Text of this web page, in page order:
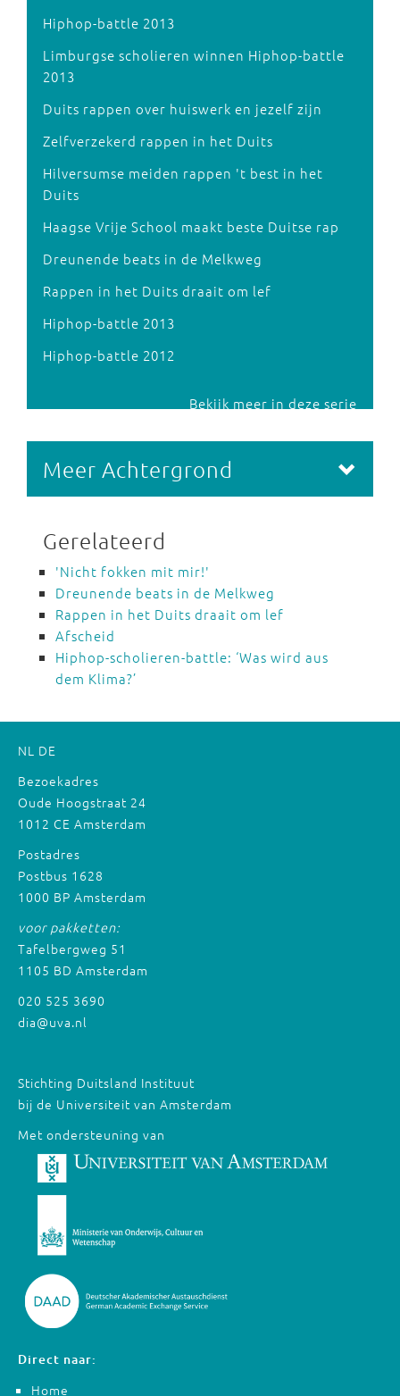
Hiphop-battle 2013
Limburgse scholieren winnen Hiphop-battle
2013
Duits rappen over huiswerk en jezelf zijn
Zelfverzekerd rappen in het Duits
Hilversumse meiden rappen 't best in het
Duits
Haagse Vrije School maakt beste Duitse rap
Dreunende beats in de Melkweg
Rappen in het Duits draait om lef
Hiphop-battle 2013
Hiphop-battle 2012
Bekijk meer in deze serie
Meer Achtergrond
Gerelateerd
'Nicht fokken mit mir!'
Dreunende beats in de Melkweg
Rappen in het Duits draait om lef
Afscheid
Hiphop-scholieren-battle: ‘Was wird aus
dem Klima?’
NL DE
Bezoekadres
Oude Hoogstraat 24
1012 CE Amsterdam
Postadres
Postbus 1628
1000 BP Amsterdam
voor pakketten:
Tafelbergweg 51
1105 BD Amsterdam
020 525 3690
dia@uva.nl
Stichting Duitsland Instituut
bij de Universiteit van Amsterdam
Met ondersteuning van
Direct naar:
Home